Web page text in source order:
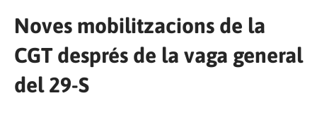
Noves mobilitzacions de la
CGT després de la vaga general
del 29-S